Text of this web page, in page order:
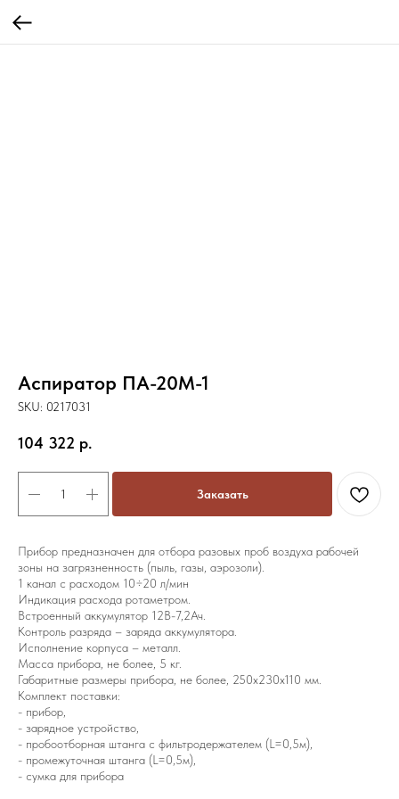
Аспиратор ПА-20М-1
SKU: 0217031
104 322 р.
Заказать
Прибор предназначен для отбора разовых проб воздуха рабочей
зоны на загрязненность (пыль, газы, аэрозоли).
1 канал с расходом 10÷20 л/мин
Индикация расхода ротаметром.
Встроенный аккумулятор 12В-7,2Ач.
Контроль разряда – заряда аккумулятора.
Исполнение корпуса – металл.
Масса прибора, не более, 5 кг.
Габаритные размеры прибора, не более, 250х230х110 мм.
Комплект поставки:
- прибор,
- зарядное устройство,
- пробоотборная штанга с фильтродержателем (L=0,5м),
- промежуточная штанга (L=0,5м),
- сумка для прибора